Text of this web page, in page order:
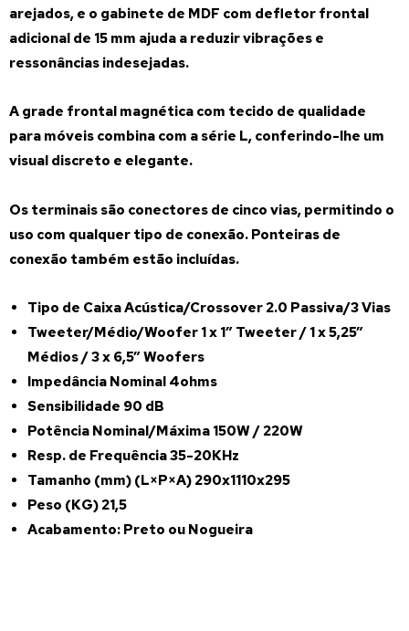
arejados, e o gabinete de MDF com defletor frontal
adicional de 15 mm ajuda a reduzir vibrações e
ressonâncias indesejadas.
A grade frontal magnética com tecido de qualidade
para móveis combina com a série L, conferindo-lhe um
visual discreto e elegante.
Os terminais são conectores de cinco vias, permitindo o
uso com qualquer tipo de conexão. Ponteiras de
conexão também estão incluídas.
Tipo de Caixa Acústica/Crossover 2.0 Passiva/3 Vias
Tweeter/Médio/Woofer 1 x 1” Tweeter / 1 x 5,25”
Médios / 3 x 6,5” Woofers
Impedância Nominal 4ohms
Sensibilidade 90 dB
Potência Nominal/Máxima 150W / 220W
Resp. de Frequência 35-20KHz
Tamanho (mm) (L×P×A) 290x1110x295
Peso (KG) 21,5
Acabamento: Preto ou Nogueira